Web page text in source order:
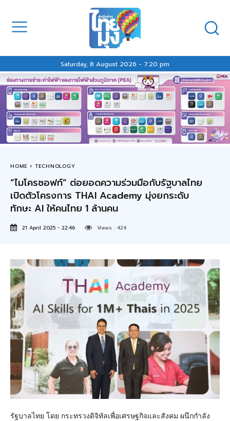
Saturday, 8 August 2026 - 7:20 pm
HOME TECHNOLOGY
“ไมโครซอฟท์” ต่อยอดความร่วมมือกับรัฐบาลไทย
เปิดตัวโครงการ THAI Academy มุ่งยกระดับ
ทักษะ AI ให้คนไทย 1 ล้านคน
21 April 2025 - 22:46 Views : 424
รัฐบาลไทย โดย กระทรวงดิจิทัลเพื่อเศรษฐกิจและสังคม ผนึกกำลัง